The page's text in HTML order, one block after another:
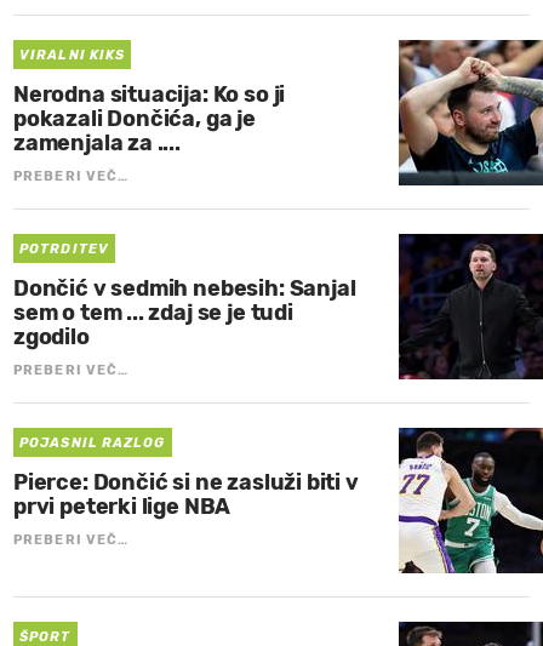
VIRALNI KIKS
Nerodna situacija: Ko so ji
pokazali Dončića, ga je
zamenjala za ....
PREBERI VEČ…
POTRDITEV
Dončić v sedmih nebesih: Sanjal
sem o tem ... zdaj se je tudi
zgodilo
PREBERI VEČ…
POJASNIL RAZLOG
Pierce: Dončić si ne zasluži biti v
prvi peterki lige NBA
PREBERI VEČ…
ŠPORT